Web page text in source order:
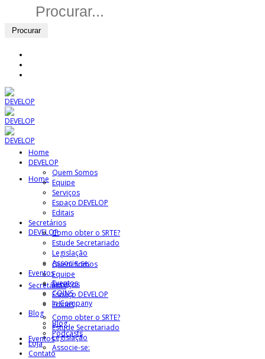
Home
DEVELOP
Quem Somos
Equipe
Serviços
Espaço DEVELOP
Editais
Secretários
Como obter o SRTE?
Estude Secretariado
Legislação
Associe-se:
Eventos
Home
DEVELOP
Quem Somos
Equipe
Serviços
Espaço DEVELOP
Editais
Secretários
Como obter o SRTE?
Estude Secretariado
Legislação
Associe-se:
Eventos
Eventos
COINS
In Company
Blog
Blog
Podcasts
Loja
Contato